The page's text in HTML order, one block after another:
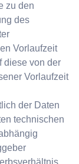
zu den
des
Vorlaufzeit
diese von der
Vorlaufzeit
der Daten
technischen